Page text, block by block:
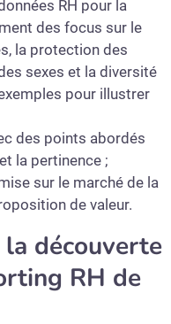
RH pour la
des focus sur le
la protection des
sexes et la diversité
pour illustrer
des points abordés
la pertinence ;
sur le marché de la
de valeur.
découverte
RH de